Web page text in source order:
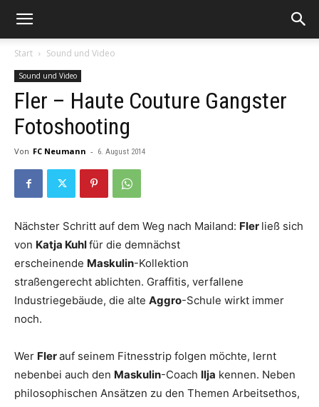
Start Sound und Video
Sound und Video
Fler – Haute Couture Gangster
Fotoshooting
Von FC Neumann - 6. August 2014
Nächster Schritt auf dem Weg nach Mailand: Fler ließ sich
von Katja Kuhlfür die demnächst
erscheinende Maskulin-Kollektion
straßengerecht ablichten. Graffitis, verfallene
Industriegebäude, die alte Aggro-Schule wirkt immer
noch.
Wer Flerauf seinem Fitnesstrip folgen möchte, lernt
nebenbei auch den Maskulin-Coach Ilja kennen. Neben
philosophischen Ansätzen zu den Themen Arbeitsethos,